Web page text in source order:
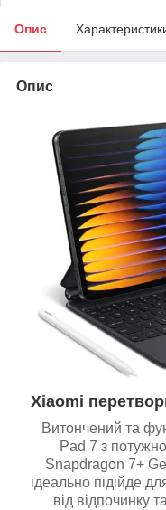
Опис
Опис
Xiaomi
Витончений та
Pad 7 з
Snapdragon 7+
ідеально підійде
від відпочинку